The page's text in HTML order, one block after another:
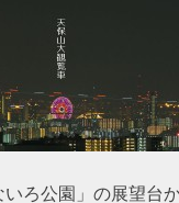
いろ公園」の展望台